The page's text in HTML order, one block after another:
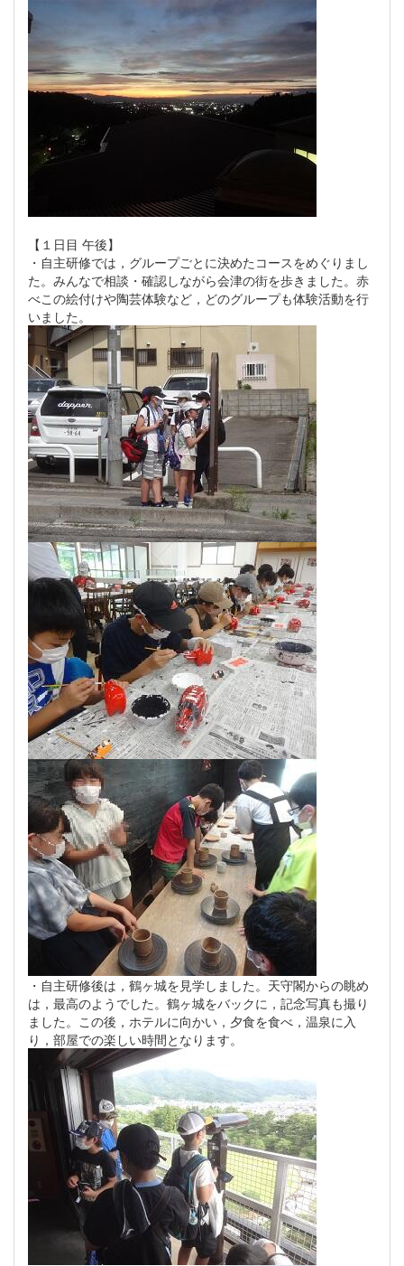
【１日目 午後】
・自主研修では，グループごとに決めたコースをめぐりまし
た。みんなで相談・確認しながら会津の街を歩きました。赤
べこの絵付けや陶芸体験など，どのグループも体験活動を行
いました。
・自主研修後は，鶴ヶ城を見学しました。天守閣からの眺め
は，最高のようでした。鶴ヶ城をバックに，記念写真も撮り
ました。この後，ホテルに向かい，夕食を食べ，温泉に入
り，部屋での楽しい時間となります。